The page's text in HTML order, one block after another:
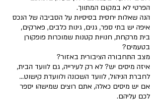
הפרטי לא במקום המתווך.
הנה שאלות יחסית בסיסיות על הסביבה של הנכס
איפה יש בתי ספר, גנים, גינות כלבים, פארקים,
בית מרקחת, חנויות קטנות שמוכרות פופקורן
בטעמים?
מצב התחבורה הציבורית באזור?
איזה מיסים יש? לא רק לעירייה, גם לוועד הבית,
לחברת הניהול, לוועד השכונה ולוועדת קישוט...
אם יש מיסים כאלה, אתם רוצים שמישהו יספר
לכם עליהם.